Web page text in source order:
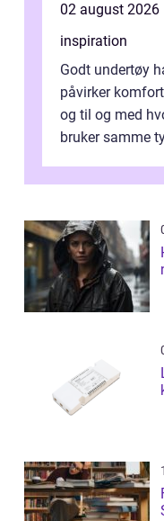
02 august 2026
inspiration
Godt undertøy
påvirker
og til og med
bruker samme